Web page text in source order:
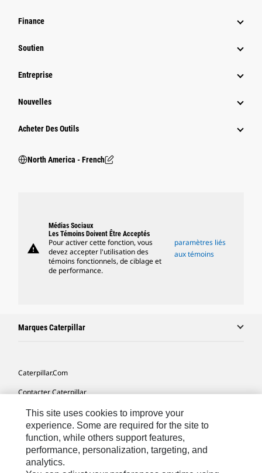
Finance
Soutien
Entreprise
Nouvelles
Acheter Des Outils
North America - French
warning
Médias Sociaux
Les Témoins Doivent Être Acceptés
Pour activer cette fonction, vous
devez accepter l'utilisation des
témoins fonctionnels, de ciblage et
de performance.
paramètres liés
aux témoins
Marques Caterpillar
Caterpillar.com
Contacter Caterpillar
Mes Préférences Marketing
Plan Du Site
Cookie Settings
Légales
This site uses cookies to improve your
experience. Some are required for the site to
function, while others support features,
performance, personalization, targeting, and
analytics.